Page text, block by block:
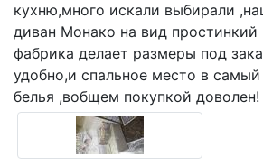
кухню,много искали выбирали
диван Монако на вид простинкий
фабрика делает размеры под
удобно,и спальное место в
белья ,вобщем покупкой доволен!